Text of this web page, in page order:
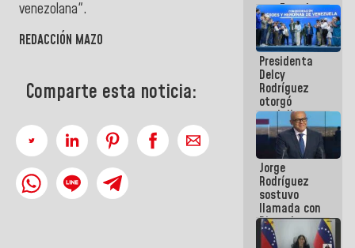
venezolana".
REDACCIÓN MAZO
Comparte esta noticia:
con Estado
Mayor
Eléctrico
para
abordar
planes de
acción
Presidenta
Delcy
Rodríguez
otorgó
medalla
"Héroe de
Venezuela"
a servidores
públicos
Jorge
Rodríguez
sostuvo
llamada con
Dinorah
Figuera y